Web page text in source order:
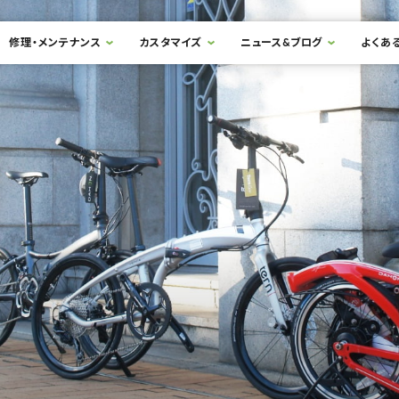
修理・メンテナンス カスタマイズ ニュース&ブログ よくあ